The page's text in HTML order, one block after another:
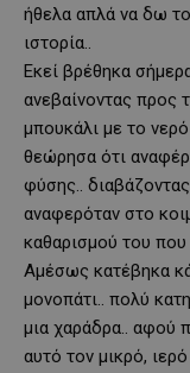
ήθελα απλά να δω
ιστορία..
Εκεί βρέθηκα
ανεβαίνοντας προς
μπουκάλι με το
θεώρησα ότι
φύσης..
αναφερόταν στο
καθαρισμού του που
Αμέσως κατέβηκα
μονοπάτι.. πολύ
μια χαράδρα.. αφού
αυτό τον μικρό,